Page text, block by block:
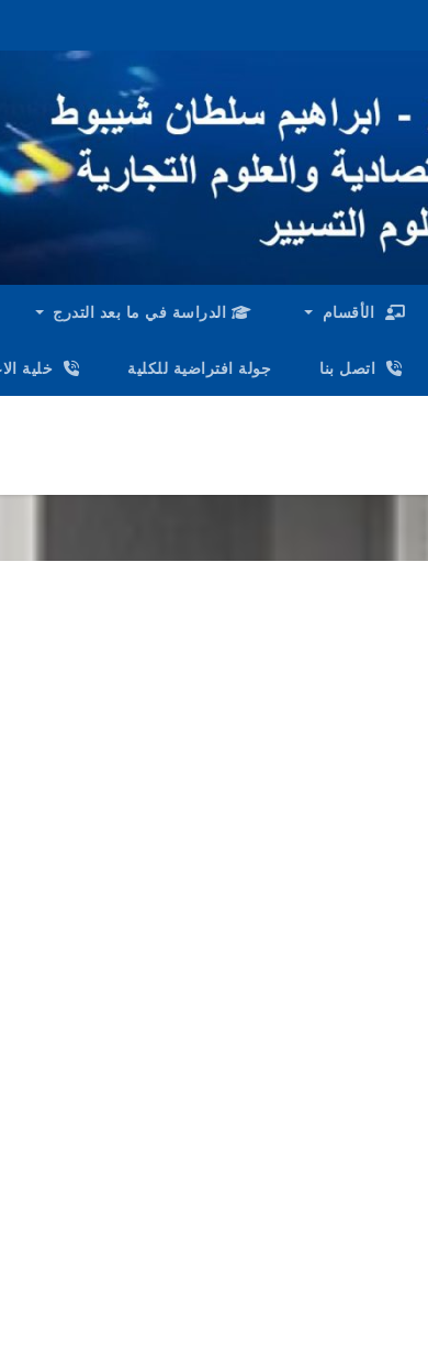
الأقسام الدراسة في ما بعد التدرج
اتصل بنا جولة افتراضية للكلية خلية